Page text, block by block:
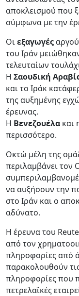
αποκλεισμού που
σύμφωνα με την
Οιεξαγωγές
του Ιράν
τελευταίων
Η Σαουδική
και το Ιράκ
της αυξημένης
έρευνας.
Η Βενεζουέλα και
περισσότερο.
Οκτώ μέλη της
περιλαμβάνει
να αυξήσουν την
στο Ιράν και ο
αδύνατο.
Η έρευνα του
από τον
πληροφορίες από
παρακολουθούν
πληροφορίες που
πετρελαϊκές